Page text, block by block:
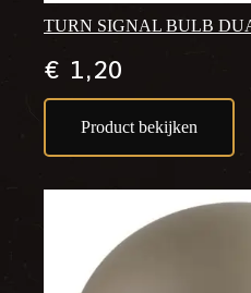
TURN SIGNAL BULB
€1,20
Product bekijken